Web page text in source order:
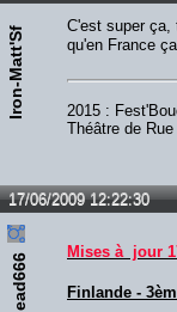
Iron-Matt'Sf C'est super ça,
qu'en France
2015 :
Théâtre de
17/06/2009 12:22:30
ead666
Mises à jour
Finlande -